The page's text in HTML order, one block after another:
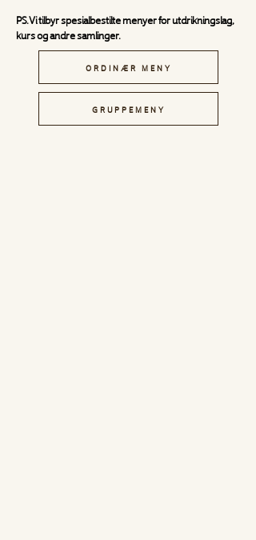
PS.Vi tilbyr spesialbestilte menyer for utdrikningslag,
kurs og andre samlinger.
ORDINÆR MENY
GRUPPEMENY